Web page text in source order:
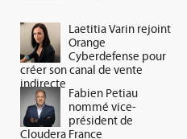
Laetitia Varin rejoint
Orange
Cyberdefense pour
créer son canal de vente
indirecte
Fabien Petiau
nommé vice-
président de
Cloudera France